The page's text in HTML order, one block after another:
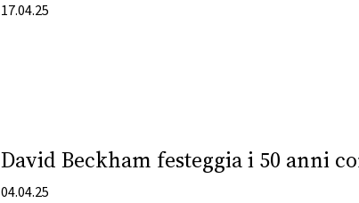
17.04.25
David Beckham festeggia i 50 anni
04.04.25